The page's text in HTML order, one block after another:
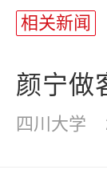
相关新闻
颜宁做
四川大学